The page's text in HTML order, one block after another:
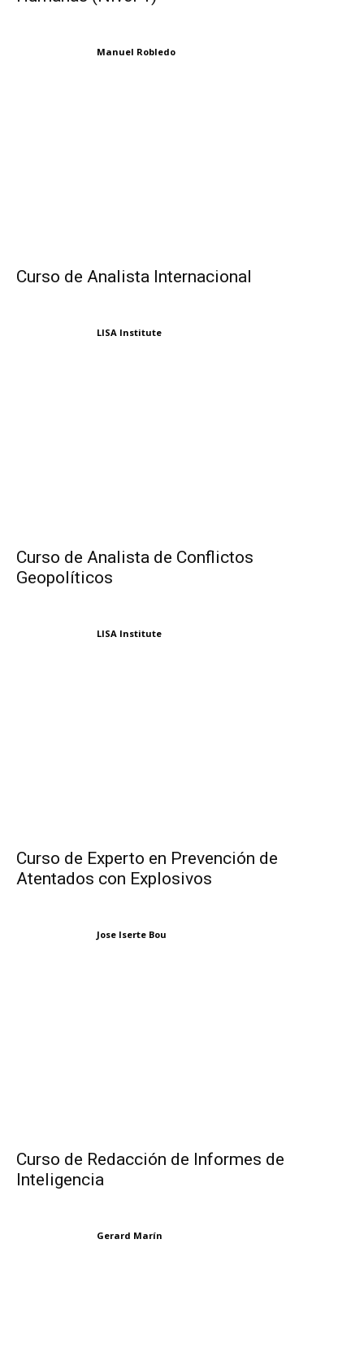
Manuel Robledo
Curso de Analista Internacional
LISA Institute
Curso de Analista de Conflictos
Geopolíticos
LISA Institute
Curso de Experto en Prevención de
Atentados con Explosivos
Jose Iserte Bou
Curso de Redacción de Informes de
Inteligencia
Gerard Marín